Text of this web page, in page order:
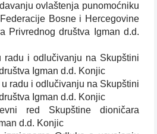
ovlaštenja punomoćniku
Bosne i Hercegovine
Privrednog društva Igman d.d.
i odlučivanju na Skupštini
Igman d.d. Konjic
radu i odlučivanju na Skupštini
Igman d.d. Konjic
red Skupštine dioničara
d.d. Konjic